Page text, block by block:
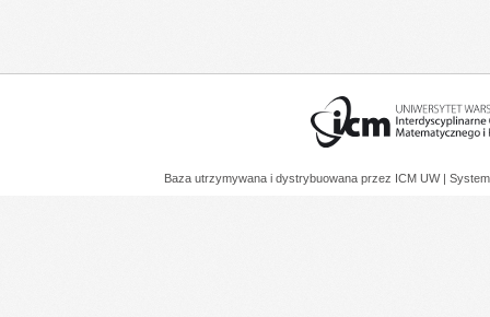
Baza utrzymywana i dystrybuowana przez ICM UW |